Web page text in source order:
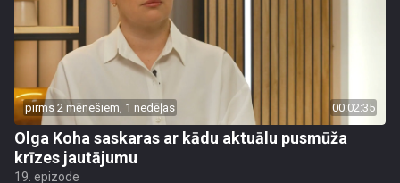
pirms 2 mēnešiem, 1 nedēļas 00:02:35
Olga Koha saskaras ar kādu aktuālu pusmūža
krīzes jautājumu
19. epizode